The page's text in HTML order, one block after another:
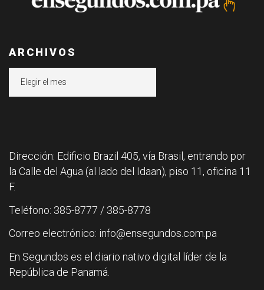
ARCHIVOS
Dirección: Edificio Brazil 405, vía Brasil, entrando por
la Calle del Agua (al lado del Idaan), piso 11, oficina 11
F.
Teléfono: 385-8777 / 385-8778
Correo electrónico: info@ensegundos.com.pa
En Segundos es el diario nativo digital líder de la
República de Panamá.